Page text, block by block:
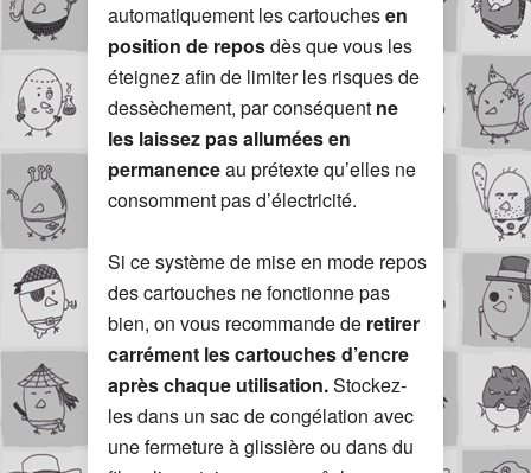
automatiquement les cartouchesen
position de reposdès que vous les
éteignez afin de limiter les risques de
dessèchement, par conséquent ne
les laissez pas allumées en
permanenceau prétexte qu’elles ne
consomment pas d’électricité.
Si ce système de mise en mode repos
des cartouches ne fonctionne pas
bien, on vous recommande de retirer
carrément les cartouches d’encre
après chaque utilisation.Stockez-
les dans un sac de congélation avec
une fermeture à glissière ou dans du